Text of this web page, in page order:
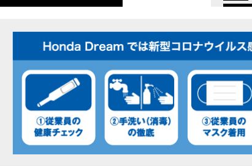
MOVIE
EVENT
MOVIE
EVENT
MOVIE
MOVIE
MOVIE